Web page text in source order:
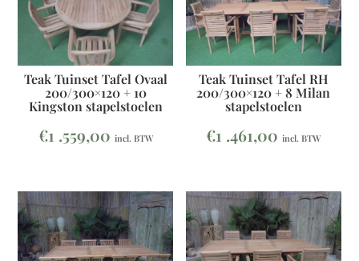
Teak Tuinset Tafel Ovaal
200/300×120 + 10
Kingston stapelstoelen
€1 .559,00 incl. BTW
Teak Tuinset Tafel RH
200/300×120 + 8 Milan
stapelstoelen
€1 .461,00 incl. BTW